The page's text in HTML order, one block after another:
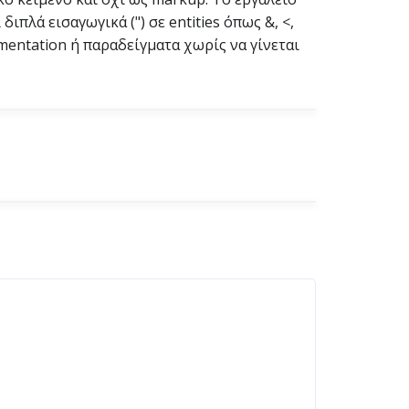
εισαγωγικά (") σε entities όπως &, <,
ή παραδείγματα χωρίς να γίνεται